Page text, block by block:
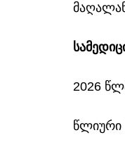
2026
წლიური